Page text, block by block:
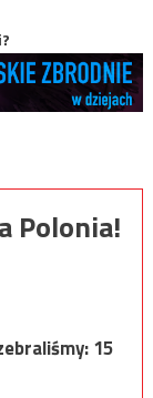
Polonia!
15